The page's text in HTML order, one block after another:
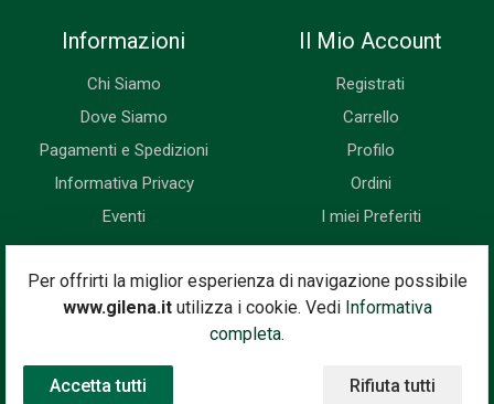
Per offrirti la miglior esperienza di navigazione possibile
www.gilena.itutilizza i cookie. Vedi Informativa
completa.
Accetta tutti Rifiuta tutti
Informazioni
Chi Siamo
Dove Siamo
Pagamenti e Spedizioni
Informativa Privacy
Eventi
Il Mio Account
Registrati
Carrello
Profilo
Ordini
I miei Preferiti
Newsletter
Iscriviti subito alla nostra newsletter. Riceverai prima di tutti le
novità, le offerte, i prossimi eventi...
Indirizzo Email
Iscriviti